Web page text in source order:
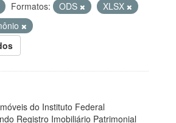
Formatos: ODS
XLSX
do Instituto Federal
Registro Imobiliário Patrimonial